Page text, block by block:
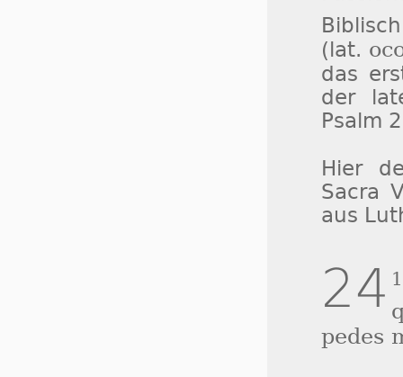
(lat.
das
der
Psalm
Hier
Sacra
aus
24
pedes